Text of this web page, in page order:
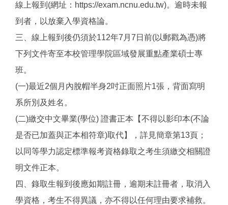
線上報到(網址：https://exam.ncnu.edu.tw)。逾時未報
到者，以放棄入學資格論。
三、線上報到後仍須於112年7月7日前(以郵戳為憑)將
下列文件寄至本校管理學院區域發展重點產業碩士專
班。
(一)最近2個月內脫帽半身2吋正面照片1張，背面寫明
系所別及姓名。
(二)繳交中文畢業(學位) 證書正本【不得以影印本(不論
是否已加蓋與正本相符章)取代】，詳見簡章第13頁；
以同等學力認定標準報考資格錄取之考生須繳交相關證
明文件正本。
四、錄取生報到後應如期註冊，逾期未註冊者，取消入
學資格，考生不得異議，亦不得以任何理由要求補救。